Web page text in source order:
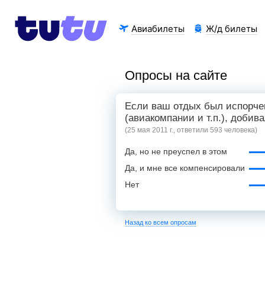
Авиабилеты Ж/д билеты
Опросы на сайте
Если ваш отдых был
(авиакомпании и т.п.),
(25 мая 2011 г., ответили 593 человека)
Да, но не преуспел в этом
Да, и мне все компенсировали
Нет
Назад ко всем опросам